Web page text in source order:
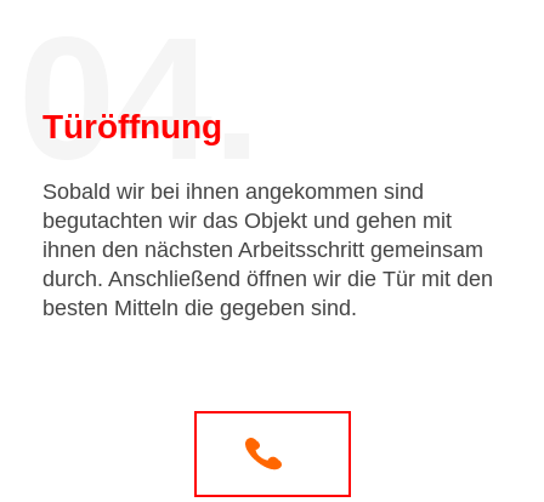
04.
Türöffnung
Sobald wir bei ihnen angekommen sind
begutachten wir das Objekt und gehen mit
ihnen den nächsten Arbeitsschritt gemeinsam
durch. Anschließend öffnen wir die Tür mit den
besten Mitteln die gegeben sind.